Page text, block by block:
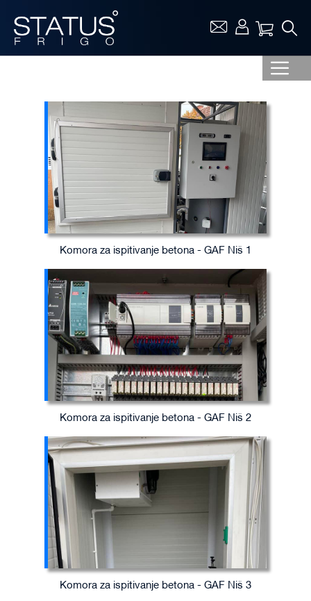
Vaša
Komora za ispitivanje betona - GAF Niš 1
Komora za ispitivanje betona - GAF Niš 2
Komora za ispitivanje betona - GAF Niš 3